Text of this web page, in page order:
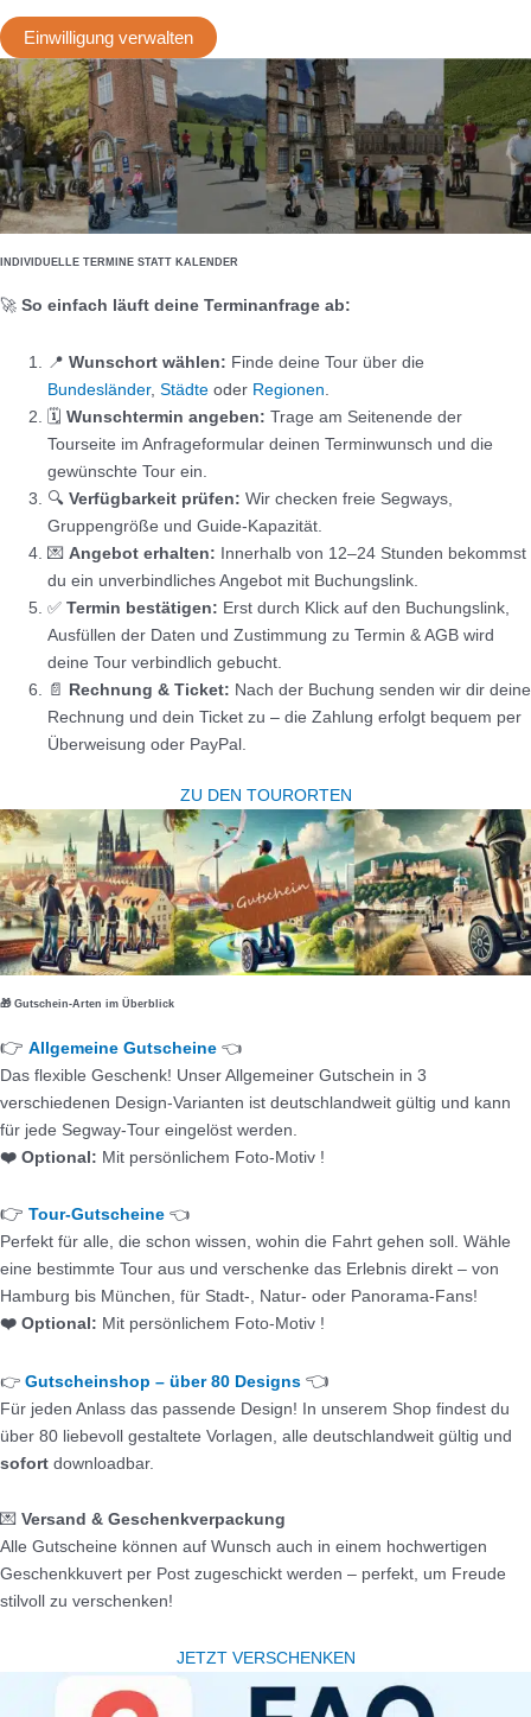
Einwilligung verwalten
INDIVIDUELLE TERMINE STATT KALENDER
🚀 So einfach läuft deine Terminanfrage ab:
📍 Wunschort wählen: Finde deine Tour über die
Bundesländer, Städte oder Regionen
🗓️ Wunschtermin angeben: Trage am Seitenende der
Tourseite im Anfrageformular deinen Terminwunsch und die
gewünschte Tour ein.
🔍 Verfügbarkeit prüfen: Wir checken freie Segways,
Gruppengröße und Guide-Kapazität.
💌 Angebot erhalten: Innerhalb von 12–24 Stunden bekommst
du ein unverbindliches Angebot mit Buchungslink.
✅ Termin bestätigen: Erst durch Klick auf den Buchungslink,
Ausfüllen der Daten und Zustimmung zu Termin & AGB wird
deine Tour verbindlich gebucht.
📄 Rechnung & Ticket: Nach der Buchung senden wir dir deine
Rechnung und dein Ticket zu – die Zahlung erfolgt bequem per
Überweisung oder PayPal.
ZU DEN TOURORTEN
🎁 Gutschein-Arten im Überblick
👉 Allgemeine Gutscheine 👈
Das flexible Geschenk! Unser Allgemeiner Gutschein in 3
verschiedenen Design-Varianten ist deutschlandweit gültig und kann
für jede Segway-Tour eingelöst werden.
❤️ Optional: Mit persönlichem Foto-Motiv !
👉 Tour-Gutscheine 👈
Perfekt für alle, die schon wissen, wohin die Fahrt gehen soll. Wähle
eine bestimmte Tour aus und verschenke das Erlebnis direkt – von
Hamburg bis München, für Stadt-, Natur- oder Panorama-Fans!
❤️ Optional: Mit persönlichem Foto-Motiv !
👉 Gutscheinshop – über 80 Designs 👈
Für jeden Anlass das passende Design! In unserem Shop findest du
über 80 liebevoll gestaltete Vorlagen, alle deutschlandweit gültig und
sofort downloadbar.
💌 Versand & Geschenkverpackung
Alle Gutscheine können auf Wunsch auch in einem hochwertigen
Geschenkkuvert per Post zugeschickt werden – perfekt, um Freude
stilvoll zu verschenken!
JETZT VERSCHENKEN